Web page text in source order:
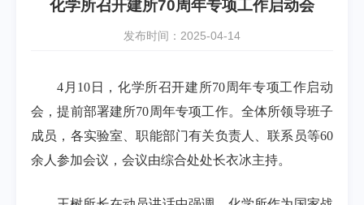
化学所召开建所70周年专项工作启动会
发布时间：2025-04-14
4月10日，化学所召开建所70周年专项工作启动
会，提前部署建所70周年专项工作。全体所领导班子
成员，各实验室、职能部门有关负责人、联系员等60
余人参加会议，会议由综合处处长衣冰主持。